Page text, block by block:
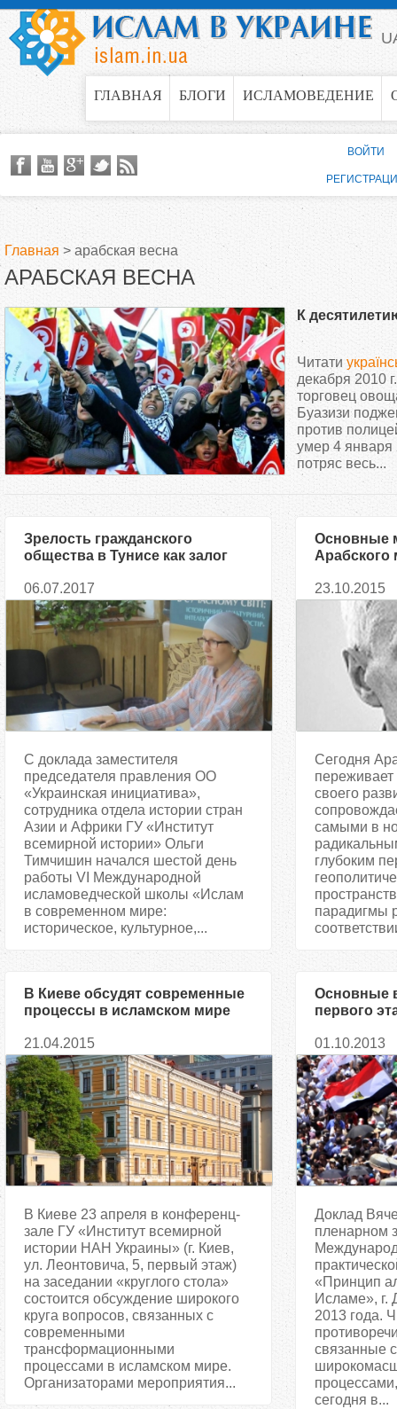
Jump to navigation
ГЛАВНАЯ БЛОГИ ИСЛАМОВЕДЕНИЕ
В
ы
з
д
е
Главная > арабская весна
АРАБСКАЯ ВЕСНА
К
Читати
декабря 2010
торговец
Буазизи
против
умер 4 января
потряс весь...
Зрелость гражданского
общества в Тунисе как залог
реформ
06.07.2017
С доклада заместителя
председателя правления ОО
«Украинская инициатива»,
сотрудника отдела истории стран
Азии и Африки ГУ «Институт
всемирной истории» Ольги
Тимчишин начался шестой день
работы VI Международной
исламоведческой школы «Ислам
в современном мире:
историческое, культурное,...
Основные
Арабского
23.10.2015
Сегодня
переживает
своего
самыми в
глубоким
парадигмы
В Киеве обсудят современные
процессы в исламском мире
21.04.2015
В Киеве 23 апреля в конференц-
зале ГУ «Институт всемирной
истории НАН Украины» (г. Киев,
ул. Леонтовича, 5, первый этаж)
на заседании «круглого стола»
состоится обсуждение широкого
круга вопросов, связанных с
современными
трансформационными
процессами в исламском мире.
Организаторами мероприятия...
Основные
первого
01.10.2013
Доклад
пленарном
«Принцип
Исламе», г.
2013 года.
связанные
сегодня в...
ВОЙТИ